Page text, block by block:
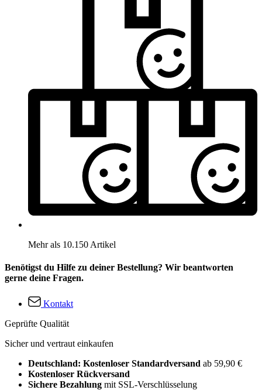
Mehr als 10.150 Artikel
Benötigst du Hilfe zu deiner Bestellung? Wir beantworten
gerne deine Fragen.
Kontakt
Geprüfte Qualität
Sicher und vertraut einkaufen
Deutschland: Kostenloser Standardversand ab 59,90 €
Kostenloser Rückversand
Sichere Bezahlung mit SSL-Verschlüsselung